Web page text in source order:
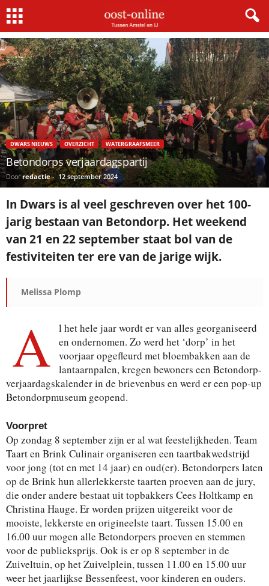
Home Betondorps verjaardagspartij
DWARS NIEUWS OVERZICHT WATERGRAAFSMEER
Betondorps verjaardagspartij
Door redactie- 12 september 2024
In Dwars is al veel geschreven over het 100-
jarig bestaan van Betondorp. Het weekend
van 21 en 22 september staat bol van de
festiviteiten ter ere van de jarige wijk.
Melissa Plomp
A
l het hele jaar wordt er van alles georganiseerd
en ondernomen. Zo werd het ‘dorp’ in het
voorjaar opgefleurd met bloembakken aan de
lantaarnpalen, kregen bewoners een Betondorp-
verjaardagskalender in de brievenbus en werd er een pop-up
Betondorpmuseum geopend.
Voorpret
Op zondag 8 september zijn er al wat feestelijkheden. Team
Taart en Brink Culinair organiseren een taartbakwedstrijd
voor jong (tot en met 14 jaar) en oud(er). Betondorpers laten
op de Brink hun allerlekkerste taarten proeven aan de jury,
die onder andere bestaat uit topbakkers Cees Holtkamp en
Christina Hauge. Er worden prijzen uitgereikt voor de
mooiste, lekkerste en origineelste taart. Tussen 15.00 en
16.00 uur mogen alle Betondorpers proeven en stemmen
voor de publieksprijs. Ook is er op 8 september in de
Zuiveltuin, op het Zuivelplein, tussen 11.00 en 15.00 uur
weer het jaarlijkse Bessenfeest, voor kinderen en ouders.